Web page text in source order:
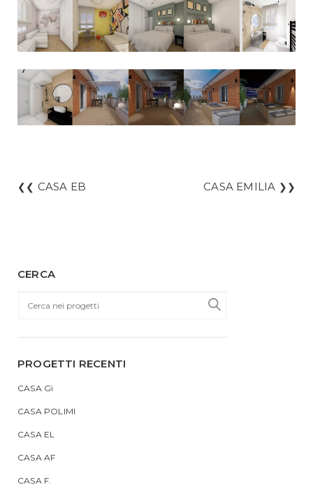
❮❮ CASA EB CASA EMILIA ❯❯
CERCA
PROGETTI RECENTI
CASA Gì
CASA POLIMI
CASA EL
CASA AF
CASA F.